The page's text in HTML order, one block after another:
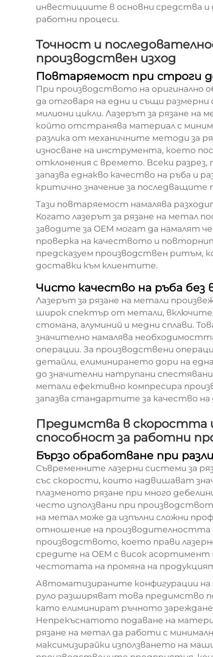
инвестициите в основни средства
работни процеси.
Точност и
производствен изход
Повтаряемост при строги
При производството на оригинално
да отговаря на едни и същи размерни
милиони цикли. Лазерът за рязане на
който отстранява материал с
разлика от механичните методи за
износване на инструмента, което
отклонения с времето. Всеки разрез,
запазва еднакво качество на ръба и
критично значение за последващите
Тази повтаряемост намалява
Когато лазерът за рязане на метал
заводите за OEM могат да намалят
проверка на качеството и
предсказуем производствен ритъм,
доставки към клиентите.
Чисто качество на ръба
Лазерът за рязане на метали
широк спектър от метали,
стомана, алуминий и медни сплави.
значително намалява
операции. За производствени
детайли, елиминирането дори на
до значителни натрупани
метали ефективно компресира
запазва стандартите за качество
Предимства в скоростта
способност за работни
Бързо обработване при
Съвременните лазерни системи за
със скорости, които надвишават
плазменото рязане при много
често използвани при
на метал може да изпълни сложни
отношение на производителността
производството, което прави
средите на OEM с висок
честотата на промяна на
Автоматизираните конфигурации на
руло разширяват това предимство
като елиминират ръчното
Непрекъснатото подаване на
рязане на метал да работи с
максимизирайки използването на